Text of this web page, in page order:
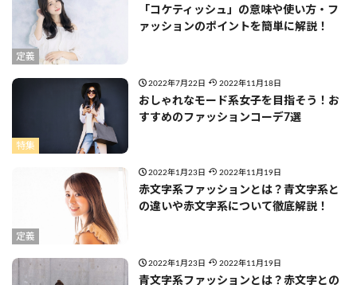
定義
「コケティッシュ」の意味や使い方・フ
ァッションのポイントを簡単に解説！
特集
2022年7月22日 2022年11月18日
おしゃれなモード系女子を目指そう！お
すすめのファッションコーデ7選
定義
2022年1月23日 2022年11月19日
赤文字系ファッションとは？青文字系と
の違いや赤文字系について徹底解説！
2022年1月23日 2022年11月19日
青文字系ファッションとは？赤文字との